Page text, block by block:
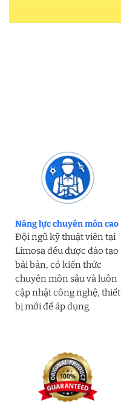
Năng lực chuyên môn cao
Đội ngũ kỹ thuật viên tại
Limosa đều được đào tạo
bài bản, có kiến thức
chuyên môn sâu và luôn
cập nhật công nghệ, thiết
bị mới để áp dụng.